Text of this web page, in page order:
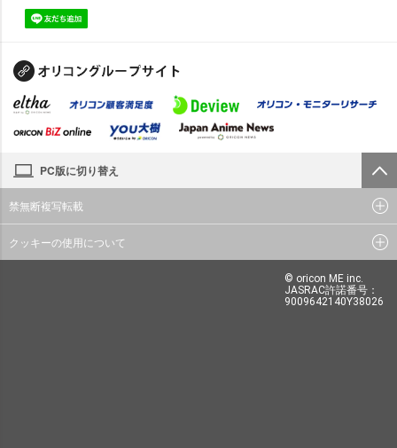
PC版に切り替え
禁無断複写転載
クッキーの使用について
© oricon ME inc.
JASRAC許諾番号：
9009642140Y38026